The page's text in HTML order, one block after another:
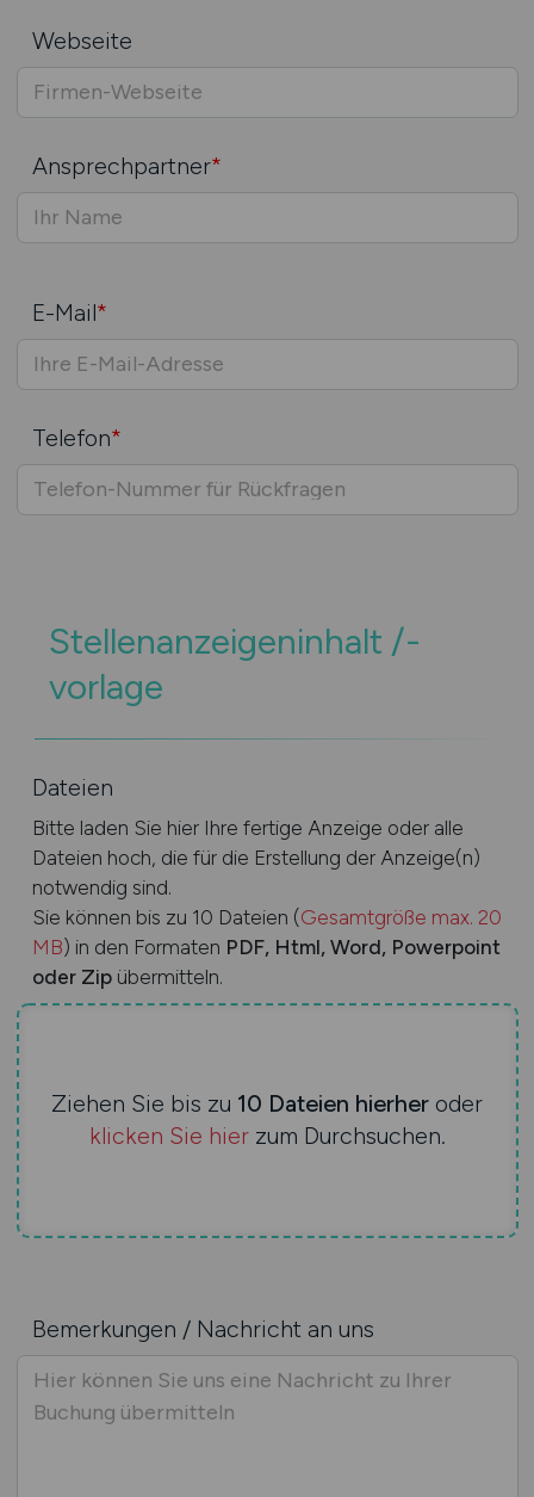
Webseite
Ansprechpartner*
E-Mail*
Telefon*
Stellenanzeigeninhalt /-
vorlage
Dateien
Bitte laden Sie hier Ihre fertige Anzeige oder alle
Dateien hoch, die für die Erstellung der Anzeige(n)
notwendig sind.
Sie können bis zu 10 Dateien (Gesamtgröße max. 20
MB) in den Formaten PDF, Html, Word, Powerpoint
oder Zip übermitteln.
Ziehen Sie bis zu 10 Dateien hierher oder
klicken Sie hierzum Durchsuchen.
Bemerkungen / Nachricht an uns